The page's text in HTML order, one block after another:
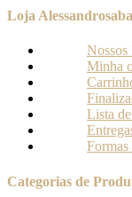
Loja Alessandrosaba
Nossos
Minha
Lista
Formas
Categorias de